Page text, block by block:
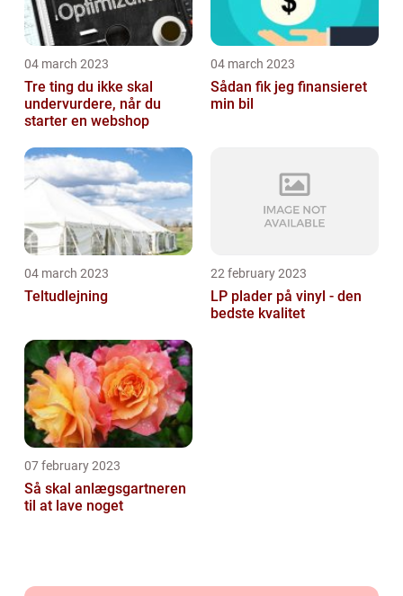
04 march 2023
Tre ting du ikke skal
undervurdere, når du
starter en webshop
04 march 2023
Sådan fik jeg finansieret
min bil
04 march 2023
Teltudlejning
22 february 2023
LP plader på vinyl - den
bedste kvalitet
07 february 2023
Så skal anlægsgartneren
til at lave noget